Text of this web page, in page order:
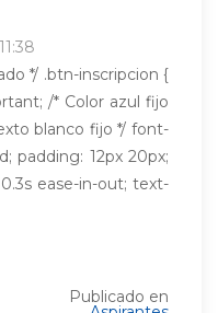
*/ .btn-inscripcion {
/* Color azul fijo
blanco fijo */ font-
padding: 12px 20px;
ease-in-out; text-
Publicado en